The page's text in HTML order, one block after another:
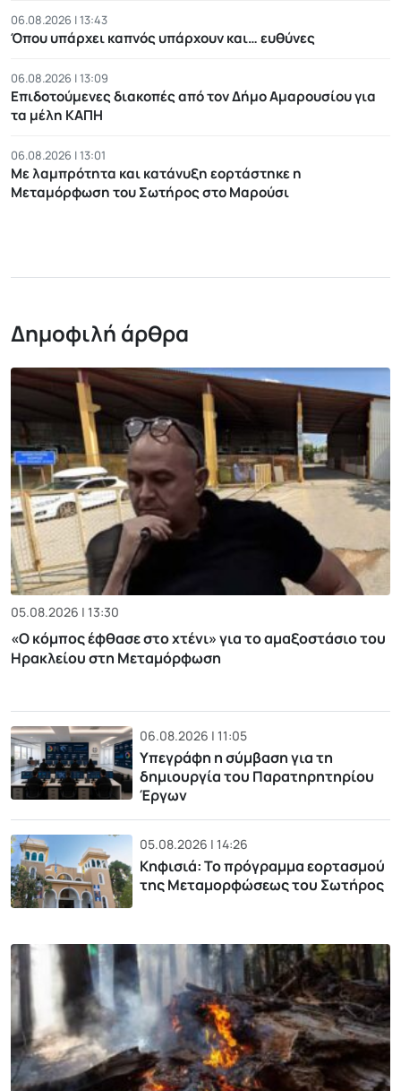
06.08.2026 | 13:43
Όπου υπάρχει καπνός υπάρχουν και… ευθύνες
06.08.2026 | 13:09
Επιδοτούμενες διακοπές από τον Δήμο Αμαρουσίου για
τα μέλη ΚΑΠΗ
06.08.2026 | 13:01
Με λαμπρότητα και κατάνυξη εορτάστηκε η
Μεταμόρφωση του Σωτήρος στο Μαρούσι
Δημοφιλή άρθρα
05.08.2026 | 13:30
«Ο κόμπος έφθασε στο χτένι» για το αμαξοστάσιο του
Ηρακλείου στη Μεταμόρφωση
06.08.2026 | 11:05
Υπεγράφη η σύμβαση για τη
δημιουργία του Παρατηρητηρίου
Έργων
05.08.2026 | 14:26
Κηφισιά: Το πρόγραμμα εορτασμού
της Μεταμορφώσεως του Σωτήρος